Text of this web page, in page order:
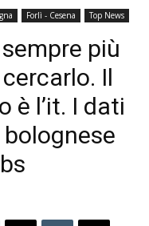
Forlì - Cesena Top News
più
Il
è l’it. I dati
bolognese